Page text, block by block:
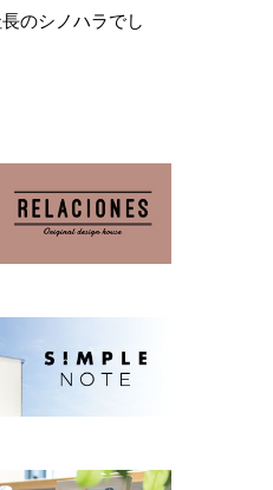
のシノハラでし